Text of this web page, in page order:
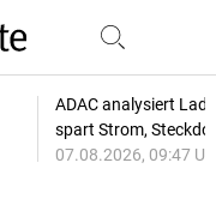
ADAC analysiert
spart Strom,
07.08.2026, 09:47